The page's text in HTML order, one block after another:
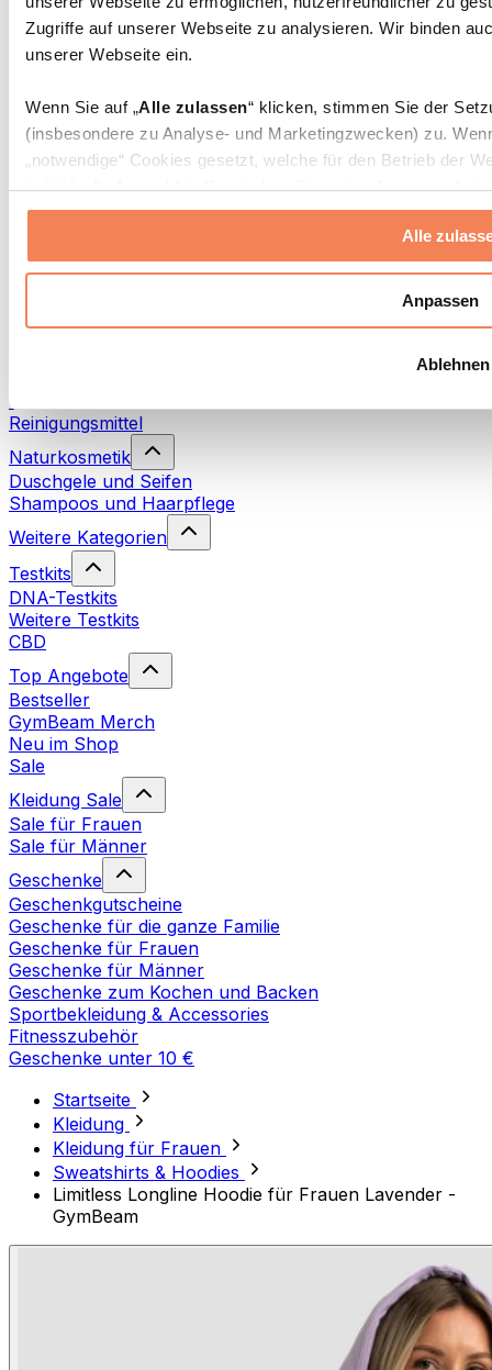
Zugriffe auf unserer Webseite zu analysieren. Wir binden
unserer Webseite ein.
Wenn Sie auf „Alle zulassen“ klicken, stimmen Sie der
(insbesondere zu Analyse- und Marketingzwecken) zu.
„notwendige“ Cookies gesetzt, welche für den Betrieb der
individuelle Auswahl treffen, indem Sie unter „Anpassen“
erlauben“ klicken.
Weitere Informationen über die Verarbeitung Ihrer Daten
Datenschutzerklärung
Alle
Anpassen
Ablehnen
Taschen & Rucksäcke
Essenstaschen und Meal-Prep-Zubehör
Sporttaschen
Zubehör nach Aktivität
Laufen
Kampfsport
Yoga & Pilates
Wandern
Rotlichttherapie
Waschmittel
Reinigungsmittel
Naturkosmetik
Duschgele und Seifen
Shampoos und Haarpflege
Weitere Kategorien
Testkits
DNA-Testkits
Weitere Testkits
CBD
Top Angebote
Bestseller
GymBeam Merch
Neu im Shop
Sale
Kleidung Sale
Sale für Frauen
Sale für Männer
Geschenke
Geschenkgutscheine
Geschenke für die ganze Familie
Geschenke für Frauen
Geschenke für Männer
Geschenke zum Kochen und Backen
Sportbekleidung & Accessories
Fitnesszubehör
Geschenke unter 10 €
Startseite
Kleidung
Kleidung für Frauen
Sweatshirts & Hoodies
Limitless Longline Hoodie für Frauen Lavender -
GymBeam